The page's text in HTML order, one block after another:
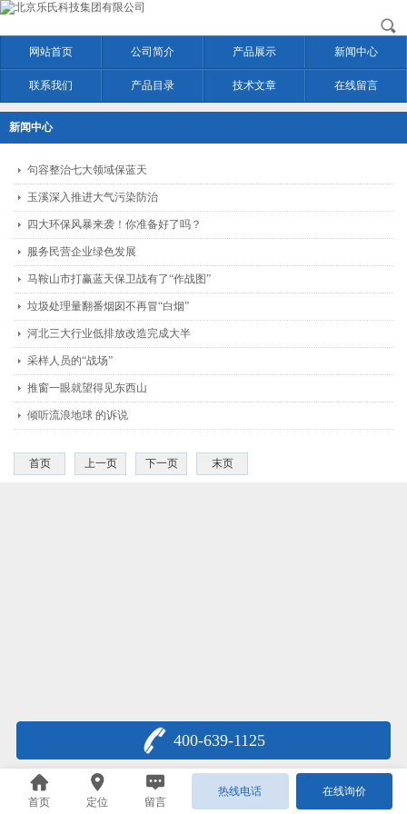
网站首页 公司简介 产品展示 新闻中心
联系我们 产品目录 技术文章 在线留言
新闻中心
句容整治七大领域保蓝天
玉溪深入推进大气污染防治
四大环保风暴来袭！你准备好了吗？
服务民营企业绿色发展
马鞍山市打赢蓝天保卫战有了“作战图”
垃圾处理量翻番烟囱不再冒“白烟”
河北三大行业低排放改造完成大半
采样人员的“战场”
推窗一眼就望得见东西山
倾听流浪地球 的诉说
首页 上一页 下一页 末页
400-639-1125
首页 定位 留言
热线电话 在线询价